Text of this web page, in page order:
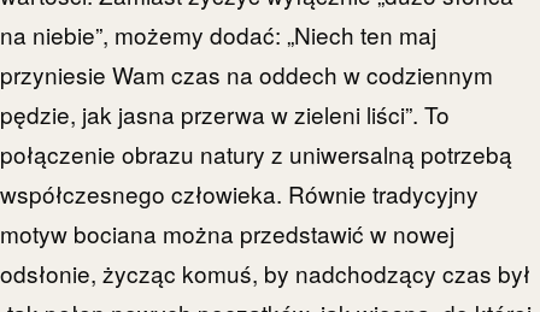
na niebie”, możemy dodać: „Niech ten maj
przyniesie Wam czas na oddech w codziennym
pędzie, jak jasna przerwa w zieleni liści”. To
połączenie obrazu natury z uniwersalną potrzebą
współczesnego człowieka. Równie tradycyjny
motyw bociana można przedstawić w nowej
odsłonie, życząc komuś, by nadchodzący czas był